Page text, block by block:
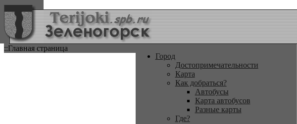
::Главная страница
Город
Достопримечательности
Карта
Как добраться?
Автобусы
Карта автобусов
Разные карты
Где?